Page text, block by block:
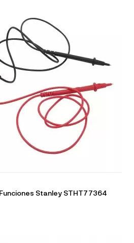
Stanley STHT77364